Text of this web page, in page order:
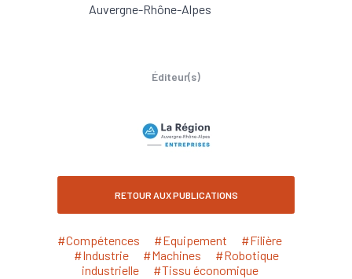
Auvergne-Rhône-Alpes
Éditeur(s)
RETOUR AUX PUBLICATIONS
#Compétences #Equipement
#Filière
#Industrie
#Machines
#Robotique
industrielle
#Tissu économique